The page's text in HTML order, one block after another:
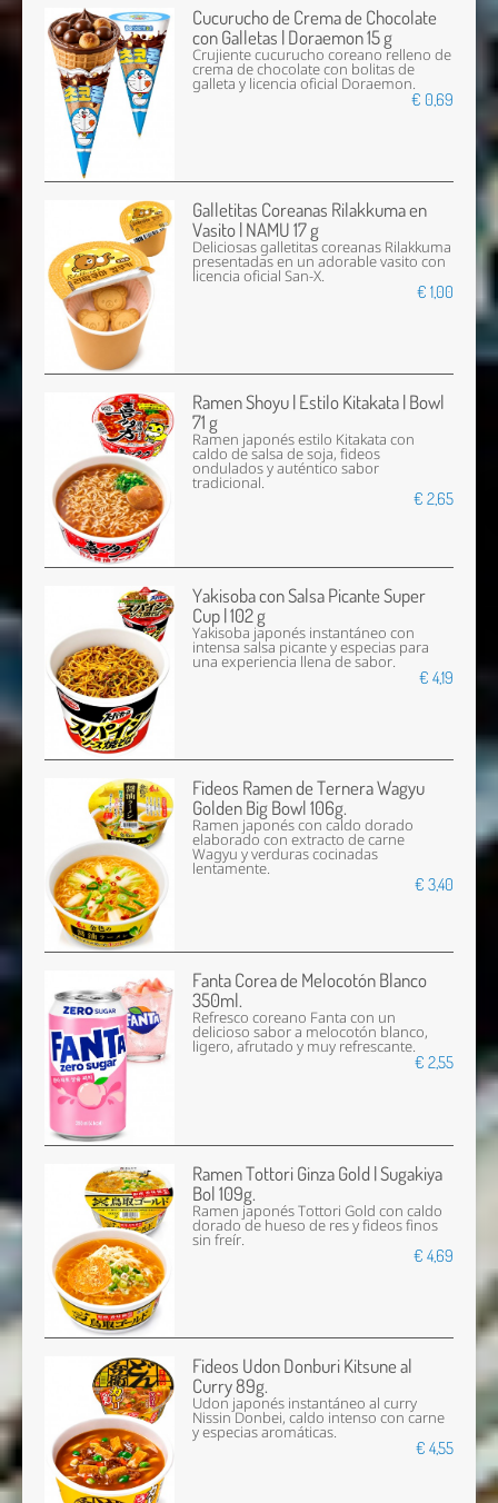
Cucurucho de Crema de Chocolate
con Galletas | Doraemon 15 g
Crujiente cucurucho coreano relleno de
crema de chocolate con bolitas de
galleta y licencia oficial Doraemon.
€ 0,69
Galletitas Coreanas Rilakkuma en
Vasito | NAMU 17 g
Deliciosas galletitas coreanas Rilakkuma
presentadas en un adorable vasito con
licencia oficial San-X.
€ 1,00
Ramen Shoyu | Estilo Kitakata | Bowl
71 g
Ramen japonés estilo Kitakata con
caldo de salsa de soja, fideos
ondulados y auténtico sabor
tradicional.
€ 2,65
Yakisoba con Salsa Picante Super
Cup | 102 g
Yakisoba japonés instantáneo con
intensa salsa picante y especias para
una experiencia llena de sabor.
€ 4,19
Fideos Ramen de Ternera Wagyu
Golden Big Bowl 106g.
Ramen japonés con caldo dorado
elaborado con extracto de carne
Wagyu y verduras cocinadas
lentamente.
€ 3,40
Fanta Corea de Melocotón Blanco
350ml.
Refresco coreano Fanta con un
delicioso sabor a melocotón blanco,
ligero, afrutado y muy refrescante.
€ 2,55
Ramen Tottori Ginza Gold | Sugakiya
Bol 109g.
Ramen japonés Tottori Gold con caldo
dorado de hueso de res y fideos finos
sin freír.
€ 4,69
Fideos Udon Donburi Kitsune al
Curry 89g.
Udon japonés instantáneo al curry
Nissin Donbei, caldo intenso con carne
y especias aromáticas.
€ 4,55